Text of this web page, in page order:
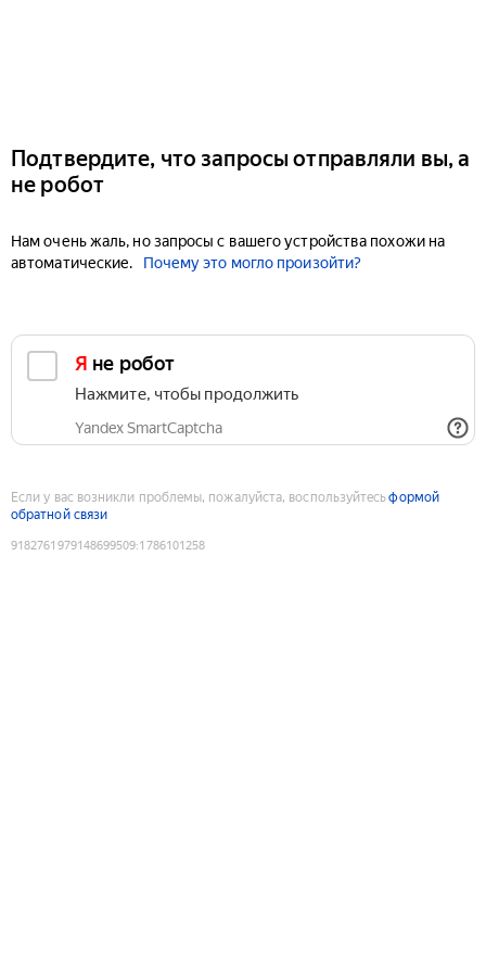
Подтвердите, что запросы отправляли вы, а
не робот
Нам очень жаль, но запросы с вашего устройства похожи на
автоматические.
Почему это могло произойти?
Я не робот
Нажмите, чтобы продолжить
Yandex SmartCaptcha
Если у вас возникли проблемы, пожалуйста, воспользуйтесьформой
обратной связи
9182761979148699509:1786101258